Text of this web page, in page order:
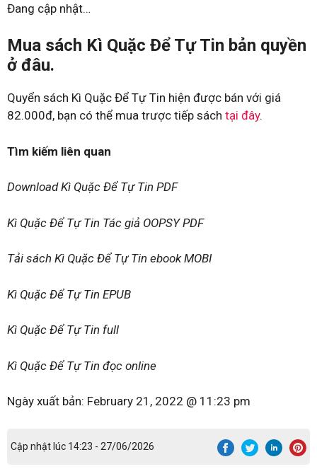
Đang cập nhật…
Mua sách Kì Quặc Để Tự Tin bản quyền
ở đâu.
Quyển sách Kì Quặc Để Tự Tin hiện được bán với giá
82.000đ, bạn có thể mua trược tiếp sách tại đây.
Tìm kiếm liên quan
Download Kì Quặc Để Tự Tin PDF
Kì Quặc Để Tự Tin Tác giả OOPSY PDF
Tải sách Kì Quặc Để Tự Tin ebook MOBI
Kì Quặc Để Tự Tin EPUB
Kì Quặc Để Tự Tin full
Kì Quặc Để Tự Tin đọc online
Ngày xuất bản: February 21, 2022 @ 11:23 pm
Cập nhật lúc 14:23 - 27/06/2026